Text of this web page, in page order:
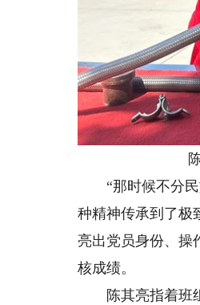
“那时候不分民
种精神传承到了极
亮出党员身份、操
核成绩。
陈其亮指着班组